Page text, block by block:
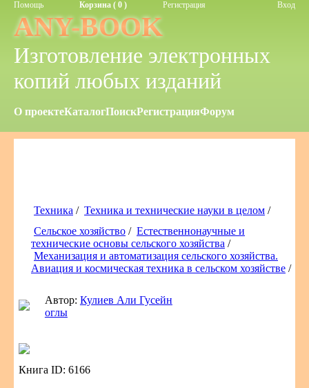
Помощь Корзина ( 0 ) Регистрация Вход
ANY-BOOK
Изготовление электронных
копий любых изданий
О проектеКаталогПоискРегистрацияФорум
Техника / Техника и технические науки в целом /
Сельское хозяйство / Естественнонаучные и
технические основы сельского хозяйства /
Механизация и автоматизация сельского хозяйства.
Авиация и космическая техника в сельском хозяйстве /
Автор: Кулиев Али Гусейн
оглы
Книга ID: 6166